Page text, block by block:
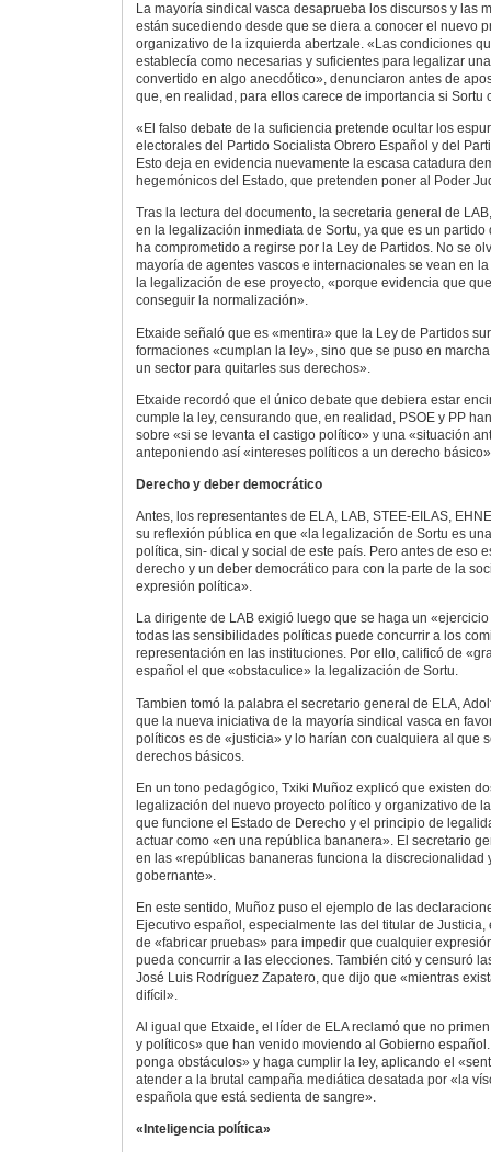
La mayoría sindical vasca desaprueba los discursos y las
están sucediendo desde que se diera a conocer el nuevo
organizativo de la izquierda abertzale. «Las condiciones
establecía como necesarias y suficientes para legalizar
convertido en algo anecdótico», denunciaron antes de
que, en realidad, para ellos carece de importancia si Sortu
«El falso debate de la suficiencia pretende ocultar los
electorales del Partido Socialista Obrero Español y del
Esto deja en evidencia nuevamente la escasa catadura
hegemónicos del Estado, que pretenden poner al Poder
Tras la lectura del documento, la secretaria general de
en la legalización inmediata de Sortu, ya que es un partido
ha comprometido a regirse por la Ley de Partidos. No se
mayoría de agentes vascos e internacionales se vean en
la legalización de ese proyecto, «porque evidencia que
conseguir la normalización».
Etxaide señaló que es «mentira» que la Ley de Partidos
formaciones «cumplan la ley», sino que se puso en
un sector para quitarles sus derechos».
Etxaide recordó que el único debate que debiera estar
cumple la ley, censurando que, en realidad, PSOE y PP
sobre «si se levanta el castigo político» y una «situación
anteponiendo así «intereses políticos a un derecho
Derecho y deber democrático
Antes, los representantes de ELA, LAB, STEE-EILAS,
su reflexión pública en que «la legalización de Sortu es
política, sin- dical y social de este país. Pero antes de eso
derecho y un deber democrático para con la parte de la
expresión política».
La dirigente de LAB exigió luego que se haga un
todas las sensibilidades políticas puede concurrir a los
representación en las instituciones. Por ello, calificó de
español el que «obstaculice» la legalización de Sortu.
Tambien tomó la palabra el secretario general de ELA,
que la nueva iniciativa de la mayoría sindical vasca en
políticos es de «justicia» y lo harían con cualquiera al que
derechos básicos.
En un tono pedagógico, Txiki Muñoz explicó que existen
legalización del nuevo proyecto político y organizativo de
que funcione el Estado de Derecho y el principio de
actuar como «en una república bananera». El secretario
en las «repúblicas bananeras funciona la discrecionalidad
gobernante».
En este sentido, Muñoz puso el ejemplo de las
Ejecutivo español, especialmente las del titular de
de «fabricar pruebas» para impedir que cualquier
pueda concurrir a las elecciones. También citó y censuró
José Luis Rodríguez Zapatero, que dijo que «mientras
difícil».
Al igual que Etxaide, el líder de ELA reclamó que no
y políticos» que han venido moviendo al Gobierno
ponga obstáculos» y haga cumplir la ley, aplicando el
atender a la brutal campaña mediática desatada por «la
española que está sedienta de sangre».
«Inteligencia política»